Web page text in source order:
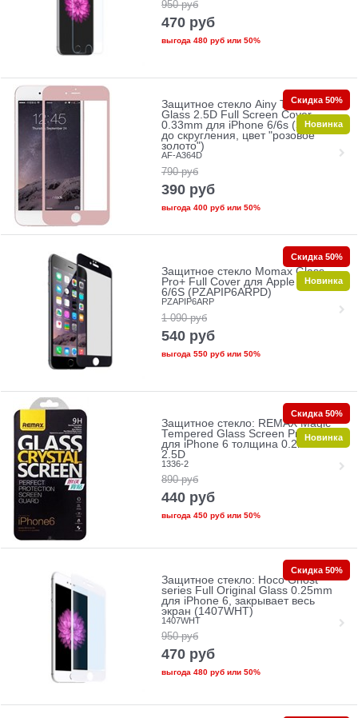
950 руб
470 руб
выгода 480 рубили 50%
Защитное стекло Ainy Tempered
Glass 2.5D Full Screen Cover
0.33mm для iPhone 6/6s (Защита
до скругления, цвет "розовое
золото")
AF-A364D
790 руб
390 руб
выгода 400 рубили 50%
Скидка 50%
Новинка
Защитное стекло Momax Glass
Pro+ Full Cover для Apple iPhone
6/6S (PZAPIP6ARPD)
PZAPIP6ARP
1 090 руб
540 руб
выгода 550 рубили 50%
Скидка 50%
Новинка
Защитное стекло: REMAX Magic
Tempered Glass Screen Protectors
для iPhone 6 толщина 0.2mm
2.5D
1336-2
890 руб
440 руб
выгода 450 рубили 50%
Скидка 50%
Новинка
Защитное стекло: Hoco Ghost
series Full Original Glass 0.25mm
для iPhone 6, закрывает весь
экран (1407WHT)
1407WHT
950 руб
470 руб
выгода 480 рубили 50%
Скидка 50%